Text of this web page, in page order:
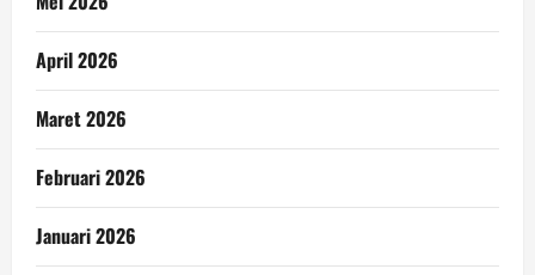
April 2026
Maret 2026
Februari 2026
Januari 2026